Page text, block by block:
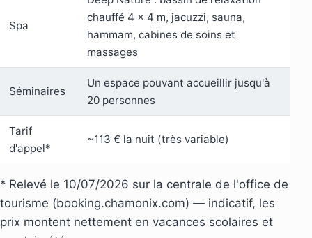
Spa
chauffé 4 × 4 m, jacuzzi, sauna,
hammam, cabines de soins et
massages
Séminaires
Un espace pouvant accueillir jusqu'à
20 personnes
Tarif
d'appel*
~113 € la nuit (très variable)
* Relevé le 10/07/2026 sur la centrale de l'office de
tourisme (booking.chamonix.com) — indicatif, les
prix montent nettement en vacances scolaires et